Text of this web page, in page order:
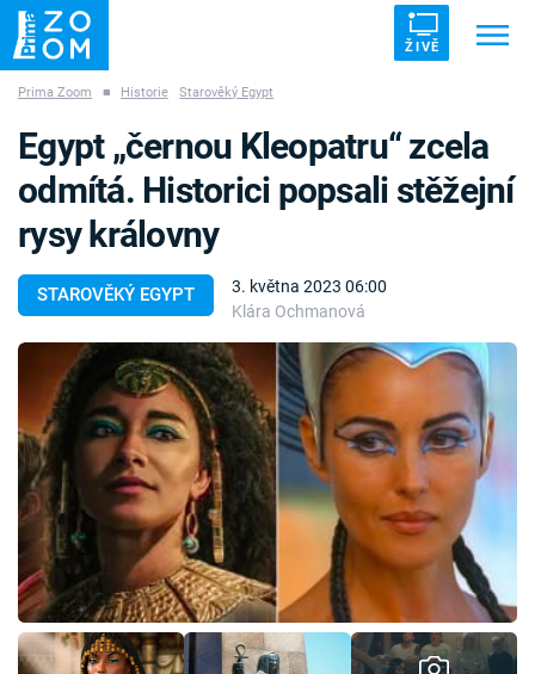
ŽIVĚ
ZÁHADY VETŘELCI DÁVNOVĚKU
Témata
Témata
Pořady
TV Program
Časopis
Sledujte prima+
Prima Zoom ■ Historie Starověký Egypt
STAROVĚKÝ EGYPT
3. května 2023 06:00
Klára Ochmanová
Egypt „černou Kleopatru“ zcela
odmítá. Historici popsali stěžejní
rysy královny